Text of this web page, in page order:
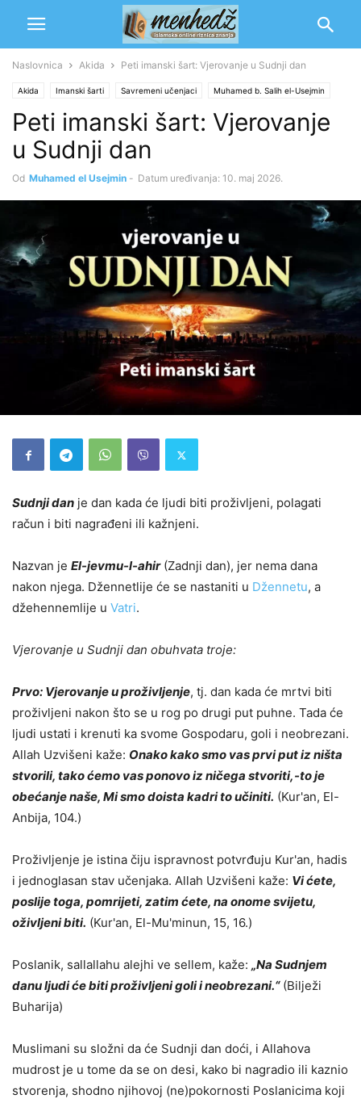
Naslovnica Akida Peti imanski šart: Vjerovanje u Sudnji dan
Akida Imanski šarti Savremeni učenjaci Muhamed b. Salih el-Usejmin
Peti imanski šart: Vjerovanje
u Sudnji dan
Od Muhamed el Usejmin - Datum uređivanja: 10. maj 2026.
Sudnji dan je dan kada će ljudi biti proživljeni, polagati
račun i biti nagrađeni ili kažnjeni.
Nazvan je El-jevmu-l-ahir(Zadnji dan), jer nema dana
nakon njega. Džennetlije će se nastaniti u Džennetu, a
džehennemlije u Vatri.
Vjerovanje u Sudnji dan obuhvata troje:
Prvo: Vjerovanje u proživljenje, tj. dan kada će mrtvi biti
proživljeni nakon što se u rog po drugi put puhne. Tada će
ljudi ustati i krenuti ka svome Gospodaru, goli i neobrezani.
Allah Uzvišeni kaže: Onako kako smo vas prvi put iz ništa
stvorili, tako ćemo vas ponovo iz ničega stvoriti,-to je
obećanje naše, Mi smo doista kadri to učiniti. (Kur'an, El-
Anbija, 104.)
Proživljenje je istina čiju ispravnost potvrđuju Kur'an, hadis
i jednoglasan stav učenjaka. Allah Uzvišeni kaže: Vi ćete,
poslije toga, pomrijeti, zatim ćete, na onome svijetu,
oživljeni biti. (Kur'an, El-Mu'minun, 15, 16.)
Poslanik, sallallahu alejhi ve sellem, kaže: „Na Sudnjem
danu ljudi će biti proživljeni goli i neobrezani.“(Bilježi
Buharija)
Muslimani su složni da će Sudnji dan doći, i Allahova
mudrost je u tome da se on desi, kako bi nagradio ili kaznio
stvorenja, shodno njihovoj (ne)pokornosti Poslanicima koji